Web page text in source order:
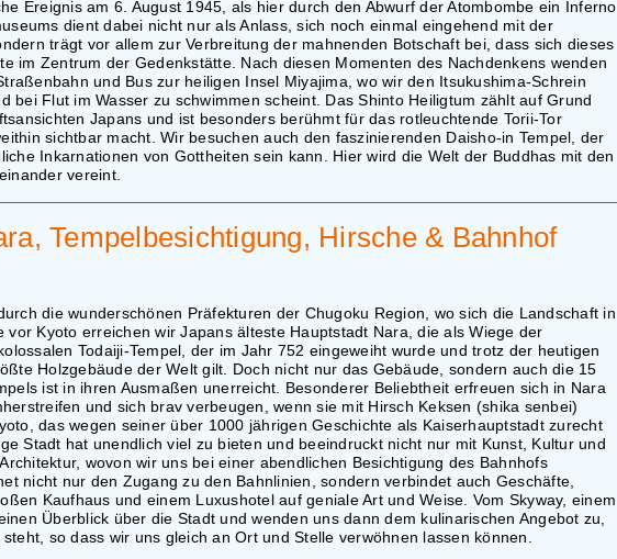
Ereignis am 6. August 1945, als hier durch den Abwurf der Atombombe ein Inferno
dient dabei nicht nur als Anlass, sich noch einmal eingehend mit der
trägt vor allem zur Verbreitung der mahnenden Botschaft bei, dass sich dieses
im Zentrum der Gedenkstätte. Nach diesen Momenten des Nachdenkens wenden
und Bus zur heiligen Insel Miyajima, wo wir den Itsukushima-Schrein
bei Flut im Wasser zu schwimmen scheint. Das Shinto Heiligtum zählt auf Grund
Japans und ist besonders berühmt für das rotleuchtende Torii-Tor
sichtbar macht. Wir besuchen auch den faszinierenden Daisho-in Tempel, der
Inkarnationen von Gottheiten sein kann. Hier wird die Welt der Buddhas mit den
vereint.
Tempelbesichtigung, Hirsche & Bahnhof
die wunderschönen Präfekturen der Chugoku Region, wo sich die Landschaft in
Kyoto erreichen wir Japans älteste Hauptstadt Nara, die als Wiege der
Todaiji-Tempel, der im Jahr 752 eingeweiht wurde und trotz der heutigen
Holzgebäude der Welt gilt. Doch nicht nur das Gebäude, sondern auch die 15
ist in ihren Ausmaßen unerreicht. Besonderer Beliebtheit erfreuen sich in Nara
und sich brav verbeugen, wenn sie mit Hirsch Keksen (shika senbei)
das wegen seiner über 1000 jährigen Geschichte als Kaiserhauptstadt zurecht
Stadt hat unendlich viel zu bieten und beeindruckt nicht nur mit Kunst, Kultur und
wovon wir uns bei einer abendlichen Besichtigung des Bahnhofs
nicht nur den Zugang zu den Bahnlinien, sondern verbindet auch Geschäfte,
Kaufhaus und einem Luxushotel auf geniale Art und Weise. Vom Skyway, einem
Überblick über die Stadt und wenden uns dann dem kulinarischen Angebot zu,
so dass wir uns gleich an Ort und Stelle verwöhnen lassen können.